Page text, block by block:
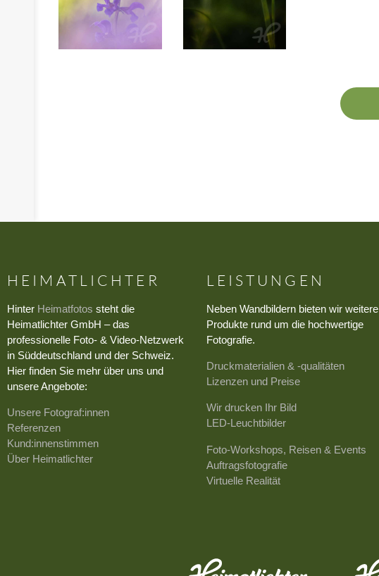
HEIMATLICHTER
Hinter Heimatfotos steht die
Heimatlichter GmbH – das
professionelle Foto- & Video-Netzwerk
in Süddeutschland und der Schweiz.
Hier finden Sie mehr über uns und
unsere Angebote:
Unsere Fotograf:innen
Referenzen
Kund:innenstimmen
Über Heimatlichter
LEISTUNGEN
Neben Wandbildern bieten wir weitere
Produkte rund um die hochwertige
Fotografie.
Druckmaterialien & -qualitäten
Lizenzen und Preise
Wir drucken Ihr Bild
LED-Leuchtbilder
Foto-Workshops, Reisen & Events
Auftragsfotografie
Virtuelle Realität